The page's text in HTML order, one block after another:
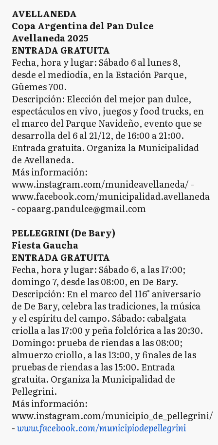
AVELLANEDA
Copa Argentina del Pan Dulce
Avellaneda 2025
ENTRADA GRATUITA
Fecha, hora y lugar: Sábado 6 al lunes 8,
desde el mediodía, en la Estación Parque,
Güemes 700.
Descripción: Elección del mejor pan dulce,
espectáculos en vivo, juegos y food trucks, en
el marco del Parque Navideño, evento que se
desarrolla del 6 al 21/12, de 16:00 a 21:00.
Entrada gratuita. Organiza la Municipalidad
de Avellaneda.
Más información:
www.instagram.com/munideavellaneda/ -
www.facebook.com/municipalidad.avellaneda
- copaarg.pandulce@gmail.com
PELLEGRINI (De Bary)
Fiesta Gaucha
ENTRADA GRATUITA
Fecha, hora y lugar: Sábado 6, a las 17:00;
domingo 7, desde las 08:00, en De Bary.
Descripción: En el marco del 116° aniversario
de De Bary, celebra las tradiciones, la música
y el espíritu del campo. Sábado: cabalgata
criolla a las 17:00 y peña folclórica a las 20:30.
Domingo: prueba de riendas a las 08:00;
almuerzo criollo, a las 13:00, y finales de las
pruebas de riendas a las 15:00. Entrada
gratuita. Organiza la Municipalidad de
Pellegrini.
Más información:
www.instagram.com/municipio_de_pellegrini/
-www.facebook.com/municipiodepellegrini